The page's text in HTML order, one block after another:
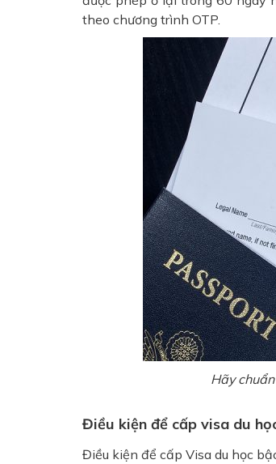
theo chương trình OTP.
Hãy
Điều kiện để cấp visa du
Điều kiện để cấp Visa du học